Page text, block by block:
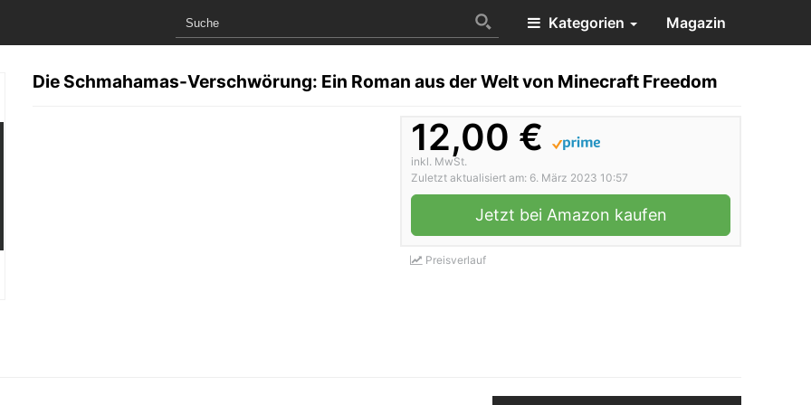
Kategorien Magazin
Die Schmahamas-Verschwörung: Ein Roman aus der Welt von Minecraft Freedom
12,00 €
inkl. MwSt.
Zuletzt aktualisiert am: 6. März 2023 10:57
Jetzt bei Amazon kaufen
Preisverlauf